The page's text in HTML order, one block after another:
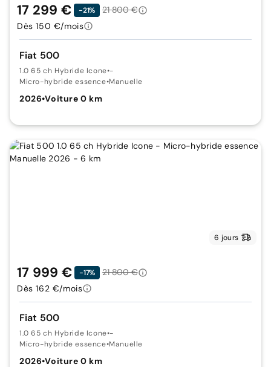
Fiat 500
1.0 65 ch Hybride Icone•-
Micro-hybride essence•Manuelle
2026•Voiture 0 km
17 299 € -21%
21 800 €
Dès 150 €/mois
6 jours
Fiat 500
1.0 65 ch Hybride Icone•-
Micro-hybride essence•Manuelle
2026•Voiture 0 km
17 999 € -17%
21 800 €
Dès 162 €/mois